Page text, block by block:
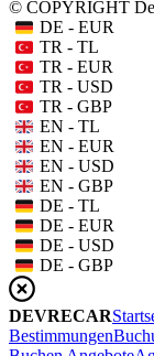
© COPYRIGHT
DE - EUR
TR - TL
TR - EUR
TR - USD
TR - GBP
EN - TL
EN - EUR
EN - USD
EN - GBP
DE - TL
DE - EUR
DE - USD
DE - GBP
DEVRECAR
Bestimmungen